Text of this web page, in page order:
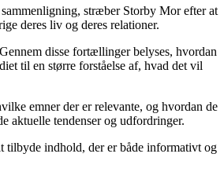
stræber Storby Mor efter at
deres liv og deres relationer.
disse fortællinger belyses, hvordan
til en større forståelse af, hvad det vil
emner der er relevante, og hvordan de
aktuelle tendenser og udfordringer.
tilbyde indhold, der er både informativt og